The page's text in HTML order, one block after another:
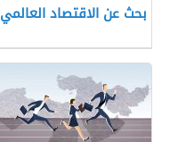
بحث عن الاقتصاد العالمي